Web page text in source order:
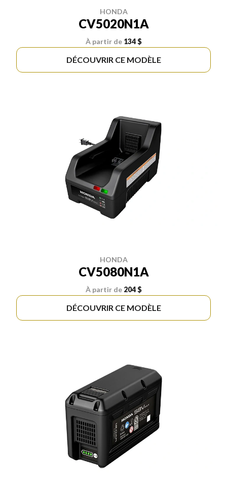
HONDA
CV5020N1A
À partir de 134 $
DÉCOUVRIR CE MODÈLE
HONDA
CV5080N1A
À partir de 204 $
DÉCOUVRIR CE MODÈLE